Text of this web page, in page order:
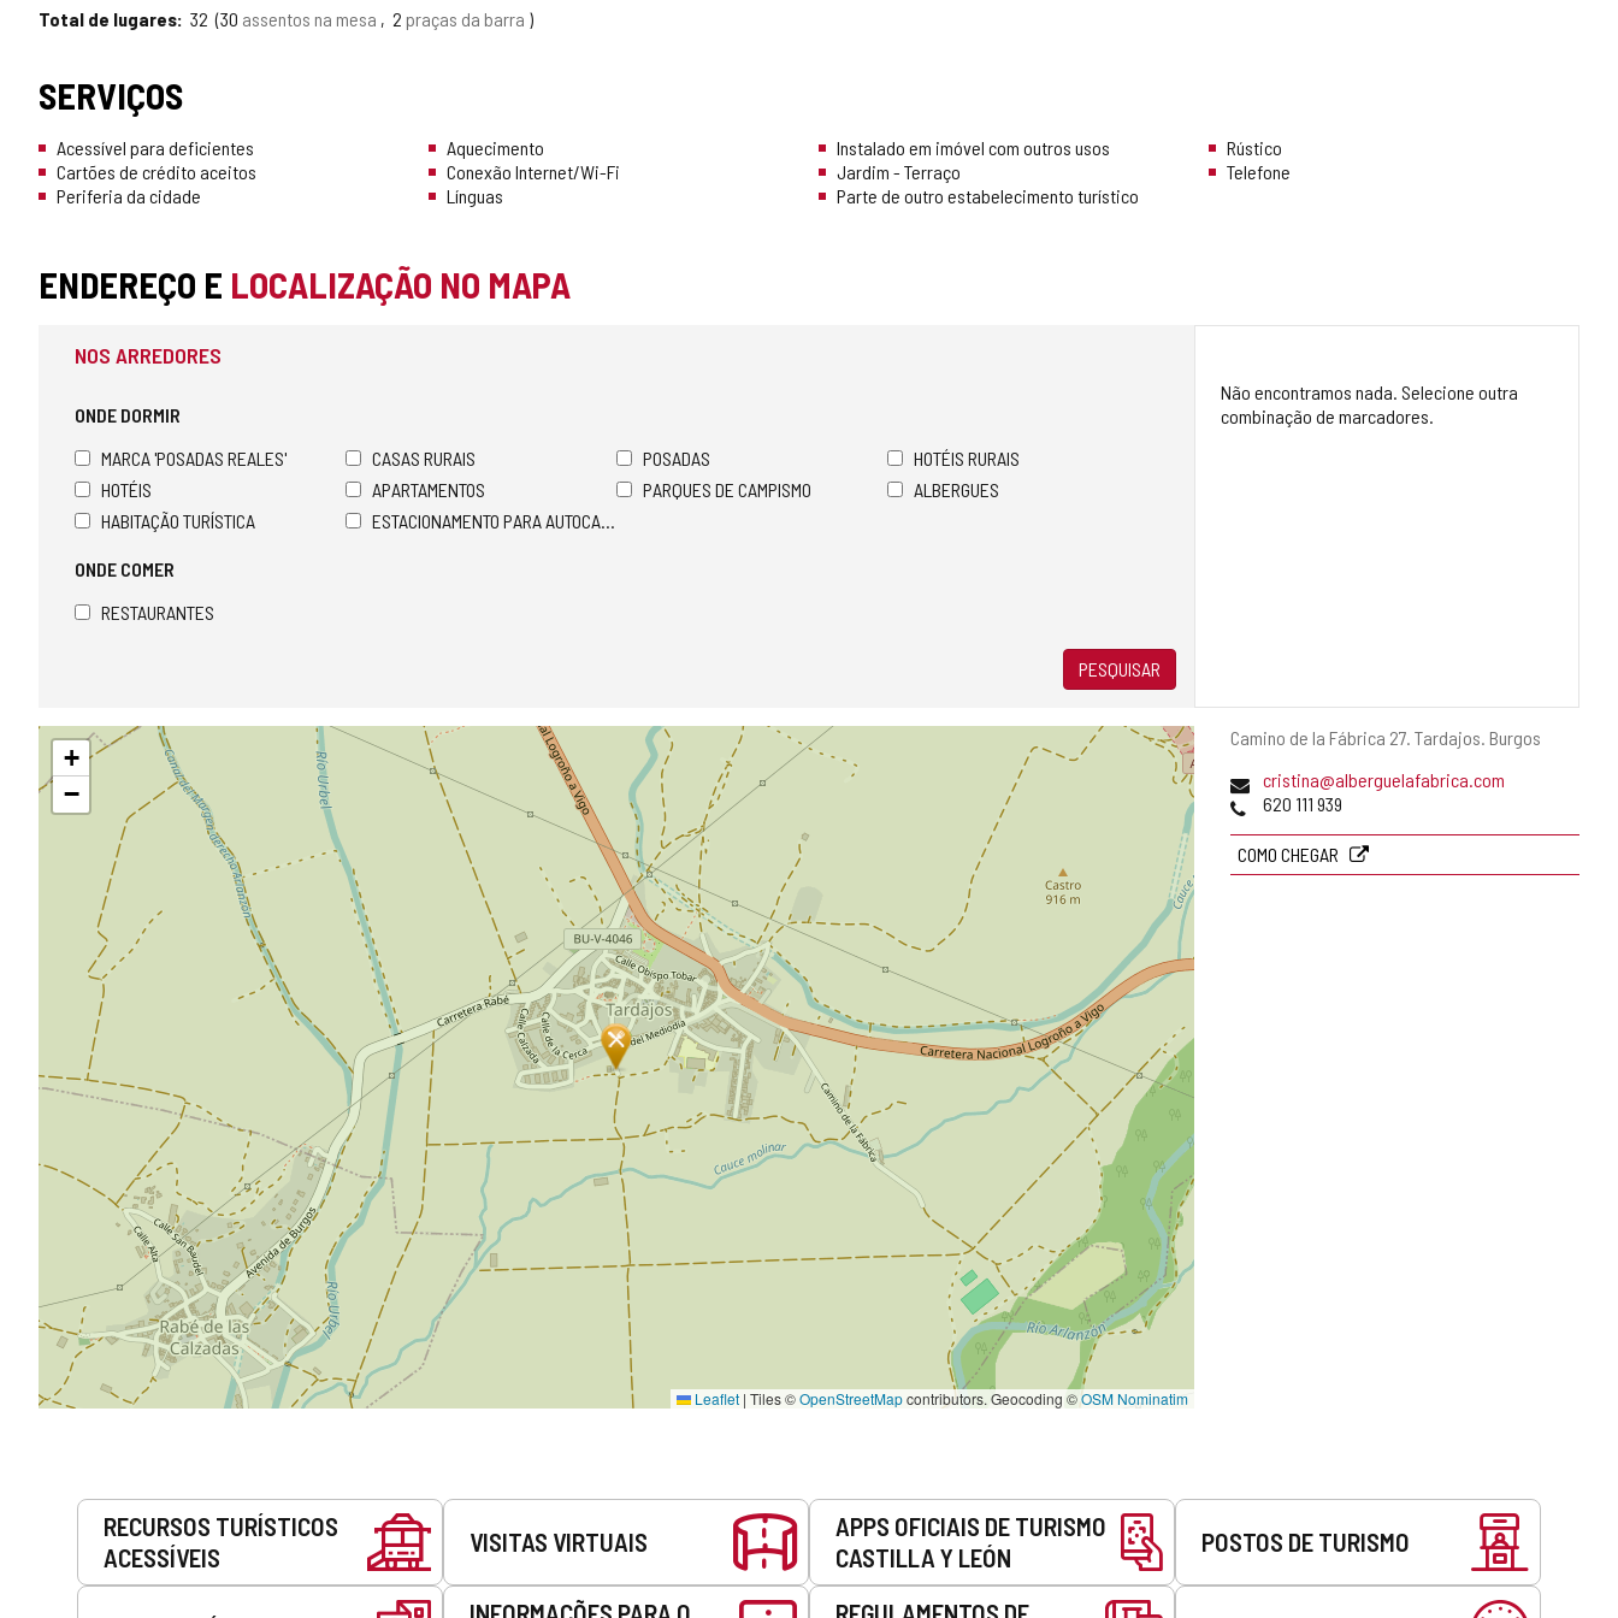
Total de lugares 32 30 assentos na mesa 2 praças da barra
SERVIÇOS
Acessível para deficientes
Cartões de crédito aceitos
Periferia da cidade
Aquecimento
Conexão Internet/Wi-Fi
Línguas
Instalado em imóvel com outros usos
Jardim - Terraço
Parte de outro estabelecimento turístico
Rústico
Telefone
ENDEREÇO E LOCALIZAÇÃO NO MAPA
Endereço
Camino de la Fábrica 27. Tardajos. Burgos
Endereço
de
cristina@alberguelafabrica.com
Telefones
620 111 939
COMO CHEGAR
NOS ARREDORES
ONDE DORMIR
MARCA 'POSADAS REALES'
CASAS RURAIS POSADAS
HOTÉIS RURAIS
HOTÉIS
APARTAMENTOS PARQUES DE CAMPISMO
ALBERGUES
HABITAÇÃO TURÍSTICA
ESTACIONAMENTO PARA AUTOCARAVANAS
ONDE COMER
RESTAURANTES
PESQUISAR
Não encontramos nada. Selecione outra
combinação de marcadores.
Pular
mapa
+
−
Leaflet | Tiles ©OpenStreetMapcontributors. Geocoding ©OSM Nominatim
Serviços
RECURSOS TURÍSTICOS
ACESSÍVEIS
VISITAS VIRTUAIS
APPS OFICIAIS DE TURISMO
CASTILLA Y LEÓN
POSTOS DE TURISMO